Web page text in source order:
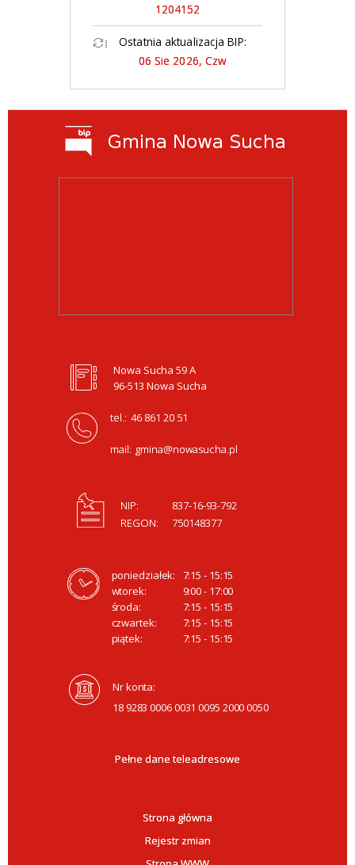
1204152
Ostatnia aktualizacja BIP:
06 Sie 2026, Czw
Nowa Sucha 59 A
96-513 Nowa Sucha
tel.: 46 861 20 51
mail: gmina@nowasucha.pl
NIP:
837-16-93-792
REGON:
750148377
poniedziałek:
7:15 - 15:15
wtorek:
9:00 - 17:00
środa:
7:15 - 15:15
czwartek:
7:15 - 15:15
piątek:
7:15 - 15:15
Nr konta:
18 9283 0006 0031 0095 2000 0050
Pełne dane teleadresowe
Strona główna
Rejestr zmian